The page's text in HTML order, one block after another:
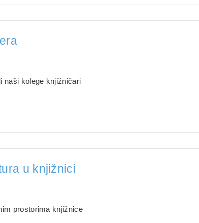
naši kolege knjižničari
u knjižnici
prostorima knjižnice